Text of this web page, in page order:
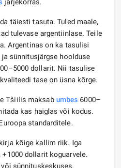
täiesti tasuta. Tuled maale,
tulevase argentiinlase. Teile
Argentinas on ka tasulisi
sünnitusjärgse hoolduse
dollarit. Nii tasulise
tase on üsna kõrge.
Tšiilis maksab umbes 6000–
kas haiglas või kodus.
standarditele.
kõige kallim riik. Iga
dollarit koguarvele.
sünnituskeskuses.